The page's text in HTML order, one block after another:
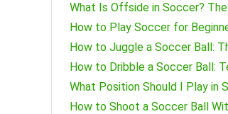
What Is Offside in Soccer?
How to Play Soccer for
How to Juggle a Soccer Ball:
How to Dribble a Soccer Ball:
What Position Should I Play in
How to Shoot a Soccer Ball